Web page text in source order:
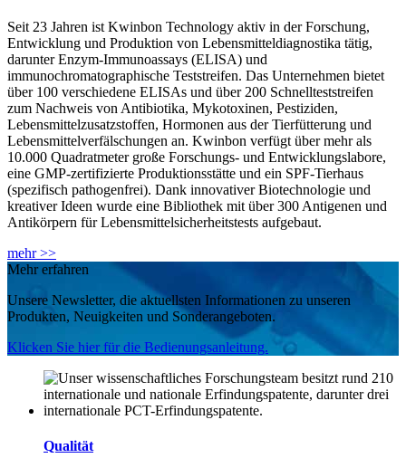
Seit 23 Jahren ist Kwinbon Technology aktiv in der Forschung,
Entwicklung und Produktion von Lebensmitteldiagnostika tätig,
darunter Enzym-Immunoassays (ELISA) und
immunochromatographische Teststreifen. Das Unternehmen bietet
über 100 verschiedene ELISAs und über 200 Schnellteststreifen
zum Nachweis von Antibiotika, Mykotoxinen, Pestiziden,
Lebensmittelzusatzstoffen, Hormonen aus der Tierfütterung und
Lebensmittelverfälschungen an. Kwinbon verfügt über mehr als
10.000 Quadratmeter große Forschungs- und Entwicklungslabore,
eine GMP-zertifizierte Produktionsstätte und ein SPF-Tierhaus
(spezifisch pathogenfrei). Dank innovativer Biotechnologie und
kreativer Ideen wurde eine Bibliothek mit über 300 Antigenen und
Antikörpern für Lebensmittelsicherheitstests aufgebaut.
mehr >>
Mehr erfahren
Unsere Newsletter, die aktuellsten Informationen zu unseren
Produkten, Neuigkeiten und Sonderangeboten.
Klicken Sie hier für die Bedienungsanleitung.
Qualität